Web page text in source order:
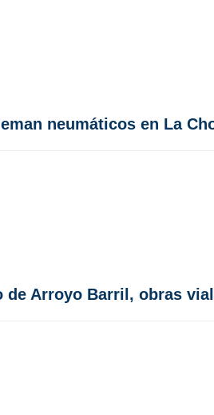
neumáticos en La
Arroyo Barril, obras